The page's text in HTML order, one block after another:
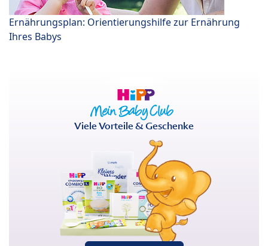
Ernährungsplan: Orientierungshilfe zur Ernährung
Ihres Babys
Viele Vorteile & Geschenke